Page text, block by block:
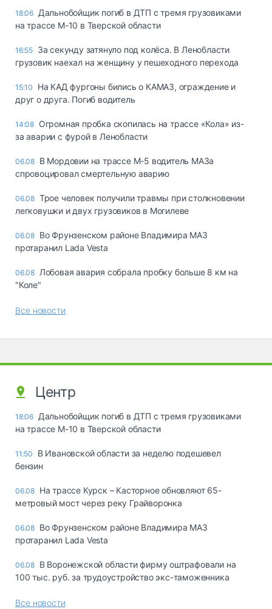
18:06 Дальнобойщик погиб в ДТП с тремя грузовиками
на трассе М-10 в Тверской области
16:55 За секунду затянуло под колёса. В Ленобласти
грузовик наехал на женщину у пешеходного перехода
15:10
На КАД фургоны бились о КАМАЗ, ограждение и
друг о друга. Погиб водитель
14:08 Огромная пробка скопилась на трассе «Кола» из-
за аварии с фурой в Ленобласти
06.08 В Мордовии на трассе М-5 водитель МАЗа
спровоцировал смертельную аварию
06.08 Трое человек получили травмы при столкновении
легковушки и двух грузовиков в Могилеве
06.08 Во Фрунзенском районе Владимира МАЗ
протаранил Lada Vesta
06.08 Лобовая авария собрала пробку больше 8 км на
"Коле"
Все новости
Центр
18:06 Дальнобойщик погиб в ДТП с тремя грузовиками
на трассе М-10 в Тверской области
11:50
В Ивановской области за неделю подешевел
бензин
06.08 На трассе Курск – Касторное обновляют 65-
метровый мост через реку Грайворонка
06.08 Во Фрунзенском районе Владимира МАЗ
протаранил Lada Vesta
06.08 В Воронежской области фирму оштрафовали на
100 тыс. руб. за трудоустройство экс-таможенника
Все новости